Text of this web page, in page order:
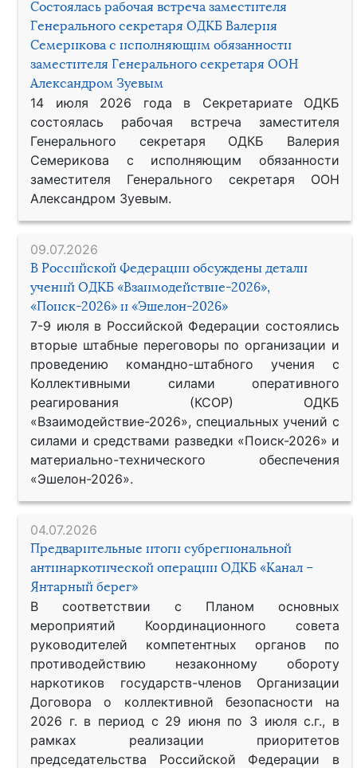
Состоялась рабочая встреча заместителя
Генерального секретаря ОДКБ Валерия
Семерикова с исполняющим обязанности
заместителя Генерального секретаря ООН
Александром Зуевым
14 июля 2026 года в Секретариате ОДКБ
состоялась рабочая встреча заместителя
Генерального секретаря ОДКБ Валерия
Семерикова с исполняющим обязанности
заместителя Генерального секретаря ООН
Александром Зуевым.
09.07.2026
В Российской Федерации обсуждены детали
учений ОДКБ «Взаимодействие-2026»,
«Поиск-2026» и «Эшелон-2026»
7-9 июля в Российской Федерации состоялись
вторые штабные переговоры по организации и
проведению командно-штабного учения с
Коллективными силами оперативного
реагирования (КСОР) ОДКБ
«Взаимодействие-2026», специальных учений с
силами и средствами разведки «Поиск-2026» и
материально-технического обеспечения
«Эшелон-2026».
04.07.2026
Предварительные итоги субрегиональной
антинаркотической операции ОДКБ «Канал –
Янтарный берег»
В соответствии с Планом основных
мероприятий Координационного совета
руководителей компетентных органов по
противодействию незаконному обороту
наркотиков государств-членов Организации
Договора о коллективной безопасности на
2026 г. в период с 29 июня по 3 июля с.г., в
рамках реализации приоритетов
председательства Российской Федерации в